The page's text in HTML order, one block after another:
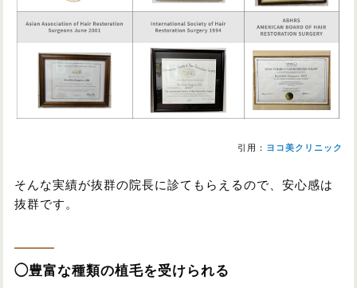
引用： ヨコ美クリニック
そんな実績が抜群の院長に診てもらえるので、安心感は
抜群です。
◯豊富な種類の植毛を受けられる